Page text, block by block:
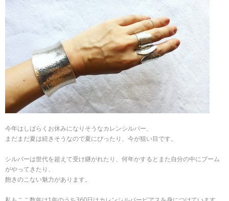
今年はしばらくお休みになりそうなカレンシルバー、
まだまだ夏は続きそうなので夏にぴったり、今が狙い目です。
シルバーは世代を超えて受け継がれたり、何年かするとまた自分の中にブーム
がやってきたり、
飽きのこない魅力があります。